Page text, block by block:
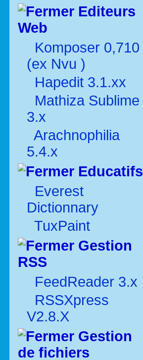
Editeurs
Web
Komposer 0,710
(ex Nvu )
Hapedit 3.1.xx
Mathiza Sublime
3.x
Arachnophilia
5.4.x
Educatifs
Everest
Dictionnary
TuxPaint
Gestion
RSS
FeedReader 3.x
RSSXpress
V2.8.X
Gestion
de fichiers